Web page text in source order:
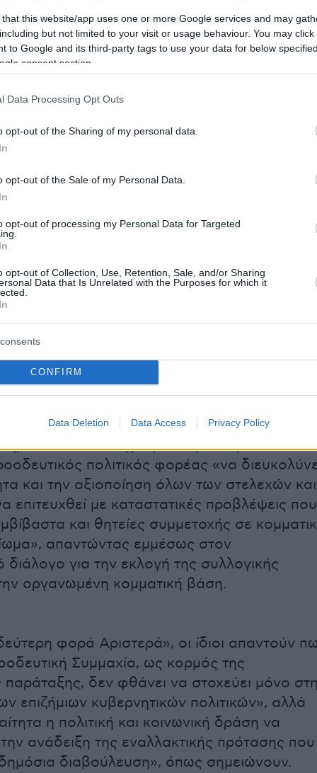
that this website/app uses one or more Google services and may
but not limited to your visit or usage behaviour. You may
to Google and its third-party tags to use your data for below
consent section.
Data Processing Opt Outs
opt-out of the Sharing of my personal data.
opt-out of the Sale of my Personal Data.
opt-out of processing my Personal Data for Targeted
opt-out of Collection, Use, Retention, Sale, and/or Sharing
Data that Is Unrelated with the Purposes for which it
CONFIRM
Data Deletion Data Access Privacy Policy
πως «η τομή λοιπόν έχει περιεχόμενο και
πολιτική πλατφόρμα για ένα νέο
υπερβαίνοντας λάθη και
«πρέπει να επιταχυνθούν τα βήματα που
το μετασχηματισμό του κομματικού
και κοινωνική
Με αξιοποίηση των ψηφιακών
να νοθεύονται, να περιχαρακώνονται ή να
οι αρχές του. Αλλά και ενός κομματικού
θα προσκαλεί και θα ελκύει τη νεολαία να
ρόλο, αποδομώντας στεγανά,
αλλά και με περιορισμό θητειών, ενάντια
και φωτεινούς παντογνώστες».
την κομματική λειτουργία, «τα σύγχρονα
πρέπει να αποτρέπουν την δημιουργία
τη σχέση της βάσης με το
οι συνυπογράφοντες και προτείνουν
πολιτικός φορέας «να
και την αξιοποίηση όλων των στελεχών και
επιτευχθεί με καταστατικές προβλέψεις που
και θητείες συμμετοχής σε
απαντώντας εμμέσως στον
διάλογο για την εκλογή της συλλογικής
οργανωμένη κομματική βάση.
φορά Αριστερά», οι ίδιοι απαντούν
Συμμαχία, ως κορμός της
παράταξης, δεν φθάνει να στοχεύει μόνο
επιζήμιων κυβερνητικών πολιτικών», αλλά
η πολιτική και κοινωνική δράση να
ανάδειξη της εναλλακτικής πρότασης που
δημόσια διαβούλευση», όπως σημειώνουν.